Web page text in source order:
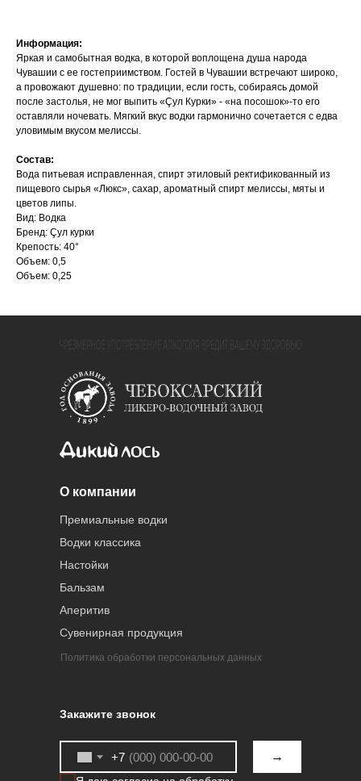
Информация:
Яркая и самобытная водка, в ко­торой воплощена душа народа
Чувашии с ее гостеприимством. Гостей в Чувашии встречают ши­роко,
а провожают душевно: по традиции, если гость, собира­ясь домой
после застолья, не мог выпить «Çул Курки» - «на посошок»-то его
оставляли но­чевать. Мягкий вкус водки гар­монично сочетается с едва
уло­вимым вкусом мелиссы.
Состав:
Вода питьевая исправленная, спирт этиловый ректификованный из
пищевого сырья «Люкс», сахар, ароматный спирт мелиссы, мяты и
цветов липы.
Вид: Водка
Бренд: Çул курки
Крепость: 40°
Объем: 0,5
Объем: 0,25
О компании
Премиальные водки
Водки классика
Настойки
Бальзам
Аперитив
Сувенирная продукция
Политика обработки персональных данных
+7 →
Закажите звонок